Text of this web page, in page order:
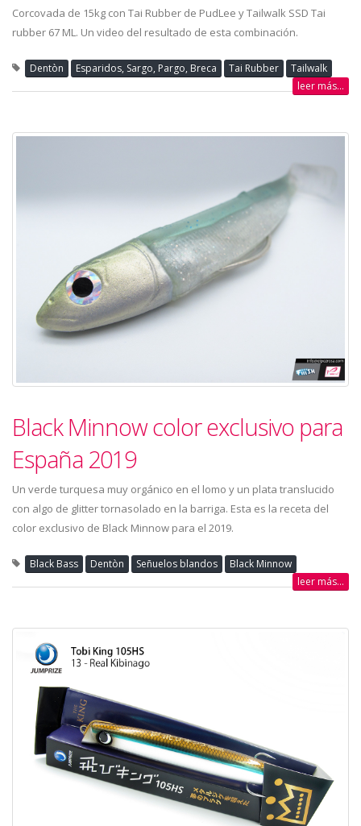
Corcovada de 15kg con Tai Rubber de PudLee y Tailwalk SSD Tai
rubber 67 ML. Un video del resultado de esta combinación.
Dentòn Esparidos, Sargo, Pargo, Breca Tai Rubber
Tailwalk
leer más...
Black Minnow color exclusivo para
España 2019
Un verde turquesa muy orgánico en el lomo y un plata translucido
con algo de glitter tornasolado en la barriga. Esta es la receta del
color exclusivo de Black Minnow para el 2019.
Black Bass Dentòn Señuelos blandos
Black Minnow
leer más...